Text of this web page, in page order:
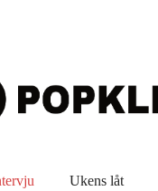
Ukens låt